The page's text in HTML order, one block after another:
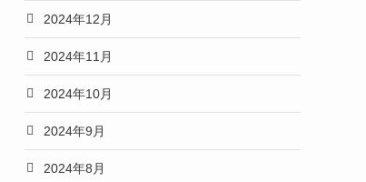
2024年12月
2024年11月
2024年10月
2024年9月
2024年8月